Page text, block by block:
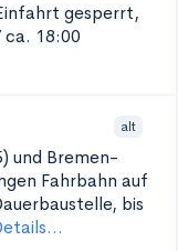
gesperrt,
ca. 18:00
alt
und Bremen-
Fahrbahn auf
bis